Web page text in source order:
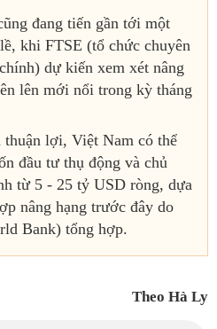
đang tiến gần tới một
khi FTSE (tổ chức chuyên
dự kiến xem xét nâng
lên mới nổi trong kỳ tháng
thuận lợi, Việt Nam có thể
đầu tư thụ động và chủ
từ 5 - 25 tỷ USD ròng, dựa
nâng hạng trước đây do
Bank) tổng hợp.
Theo Hà Ly